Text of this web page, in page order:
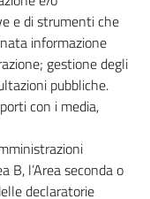
e di strumenti che
informazione
gestione degli
pubbliche.
con i media,
B, l’Area seconda o
declaratorie